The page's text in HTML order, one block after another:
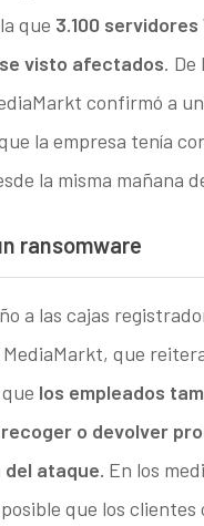
que 3.100
visto afectados. De
confirmó a
la empresa tenía
la misma mañana
ransomware
a las cajas
que
los empleados
o devolver
ataque. En los
que los clientes